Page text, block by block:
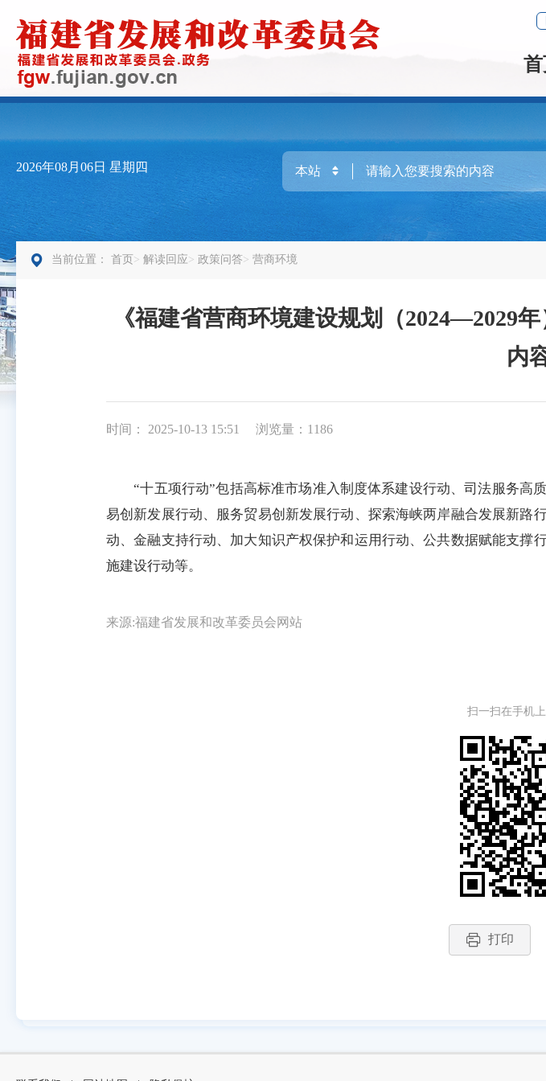
2026年08月06日 星期四
当前位置： 首页 解读回应 政策问答 营商环境
《福建省营商环境建设规划（2024—2029
内
时间： 2025-10-13 15:51 浏览量：1186
“十五项行动”包括高标准市场准入制度体系建设行动、司法服务高
易创新发展行动、服务贸易创新发展行动、探索海峡两岸融合发展新
动、金融支持行动、加大知识产权保护和运用行动、公共数据赋能支
施建设行动等。
来源:福建省发展和改革委员会网站
扫一扫在手机
打印